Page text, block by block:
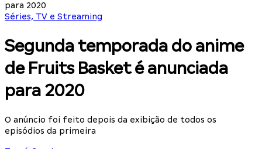
para 2020
Séries, TV e Streaming
Segunda temporada do anime
de Fruits Basket é anunciada
para 2020
O anúncio foi feito depois da exibição de todos os
episódios da primeira